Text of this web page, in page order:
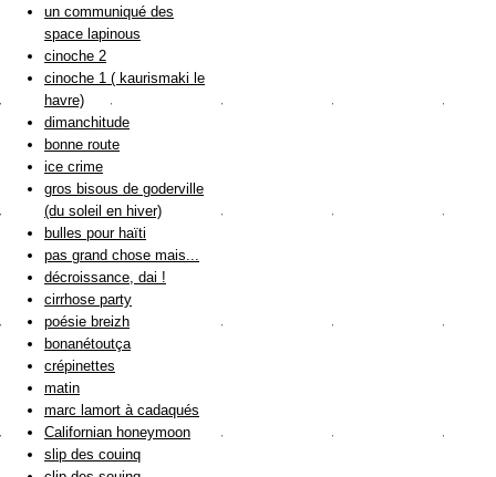
un communiqué des
space lapinous
cinoche 2
cinoche 1 ( kaurismaki le
havre)
dimanchitude
bonne route
ice crime
gros bisous de goderville
(du soleil en hiver)
bulles pour haïti
pas grand chose mais...
décroissance, dai !
cirrhose party
poésie breizh
bonanétoutça
crépinettes
matin
marc lamort à cadaqués
Californian honeymoon
slip des couinq